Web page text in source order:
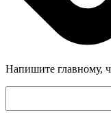
Напишите главному,